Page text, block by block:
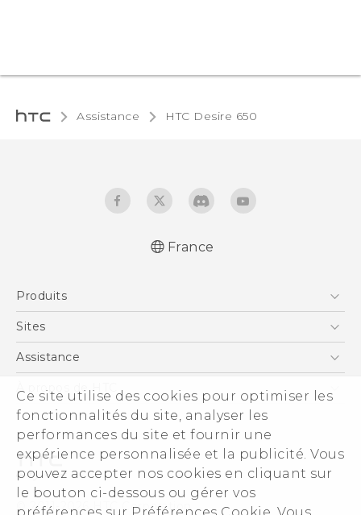
Ce site utilise des cookies pour optimiser les
fonctionnalités du site, analyser les
performances du site et fournir une
expérience personnalisée et la publicité. Vous
pouvez accepter nos cookies en cliquant sur
le bouton ci-dessous ou gérer vos
Assistance HTC Desire 650‎
réglementation
English - Safety and regulatory guide
France
Produits
Smartphones
Vive
Accessoires
Sites
HTC Vive
HTC Pro
Assistance
eCommerce Support
À propos de HTC
ESG
Informations sur la société
Sécurité du produit
Politique de confidentialité
© 2011-2026 HTC Corporation